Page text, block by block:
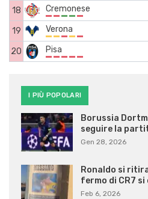
18
Cremonese
19
Verona
20
Pisa
I PIÙ POPOLARI
Borussia
seguire la
Gen 28, 2026
Ronaldo si
fermo di CR7 si
Feb 6, 2026